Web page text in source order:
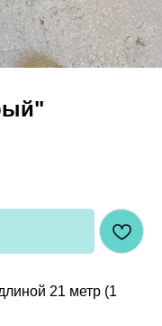
21 метр (1